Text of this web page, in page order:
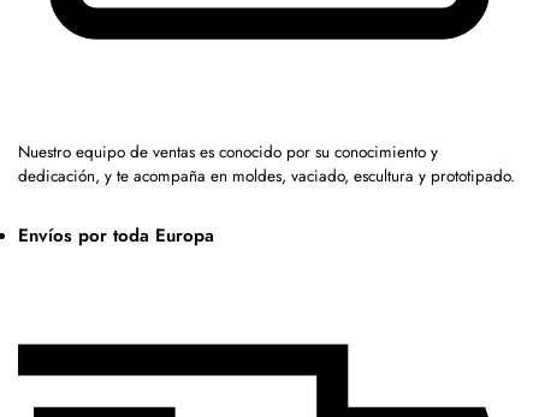
Nuestro equipo de ventas es conocido por su conocimiento y
dedicación, y te acompaña en moldes, vaciado, escultura y prototipado.
Envíos por toda Europa